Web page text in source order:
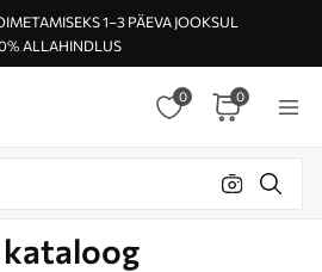
1–3 PÄEVA JOOKSUL
ALLAHINDLUS
0 0